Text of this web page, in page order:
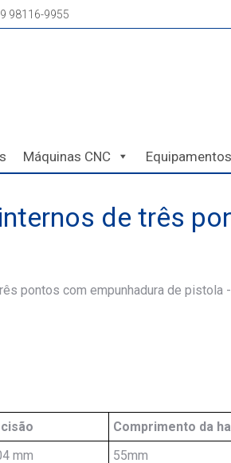
98116-9955
Máquinas CNC
de três
Comprimento da
mm 55mm